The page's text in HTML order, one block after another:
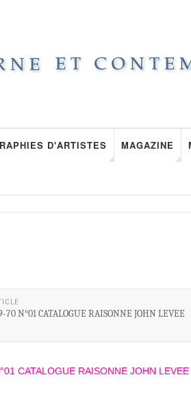
D'ARTISTES MAGAZINE
70 N°01 CATALOGUE RAISONNE JOHN LEVEE